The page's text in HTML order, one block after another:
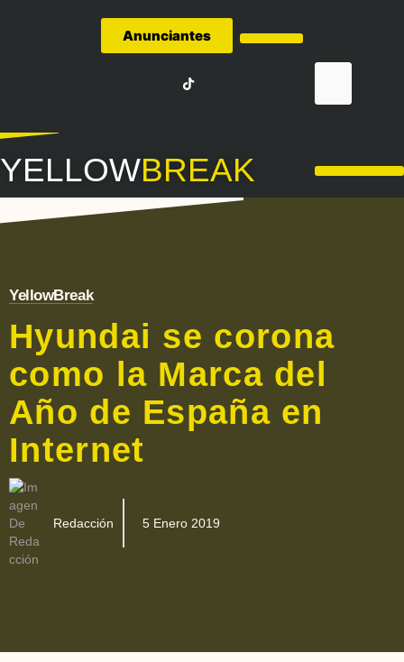
Anunciantes
YELLOWBREAK
YellowBreak
Hyundai se corona
como la Marca del
Año de España en
Internet
Redacción 5 Enero 2019